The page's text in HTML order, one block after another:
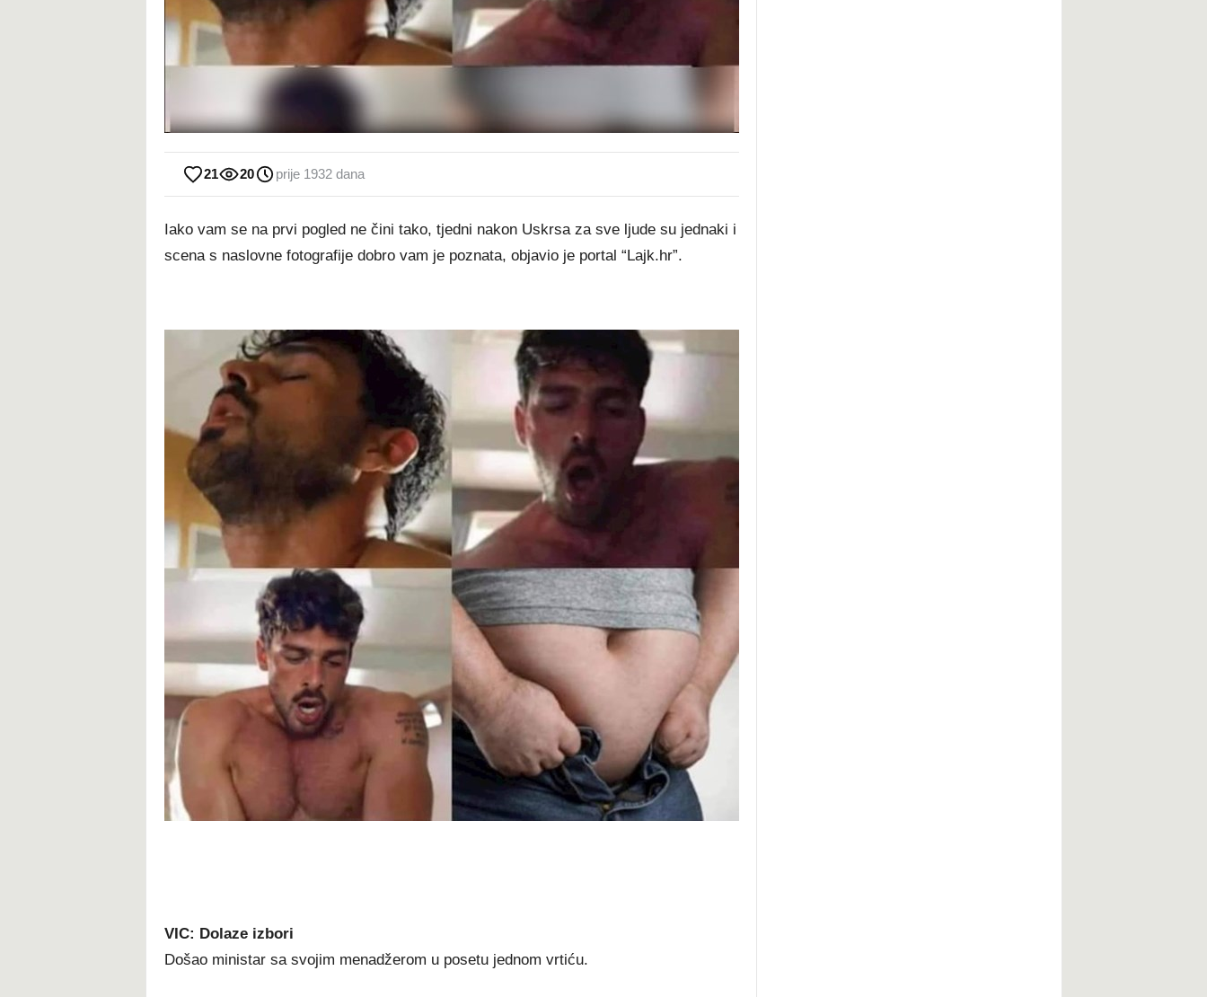
21 20 prije 1932 dana
Iako vam se na prvi pogled ne čini tako, tjedni nakon Uskrsa za sve ljude su jednaki i
scena s naslovne fotografije dobro vam je poznata, objavio je portal “Lajk.hr”.
VIC: Dolaze izbori
Došao ministar sa svojim menadžerom u posetu jednom vrtiću.